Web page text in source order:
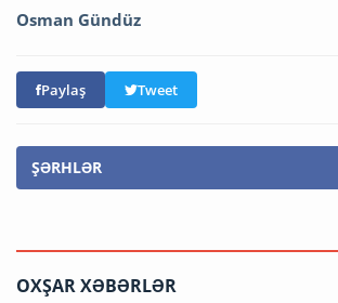
Osman Gündüz
Paylaş Tweet
ŞƏRHLƏR
OXŞAR XƏBƏRLƏR